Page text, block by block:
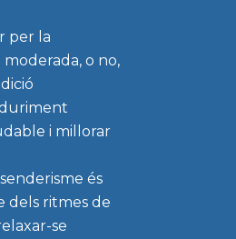
per la
o no,
i millorar
és
dels ritmes de
se